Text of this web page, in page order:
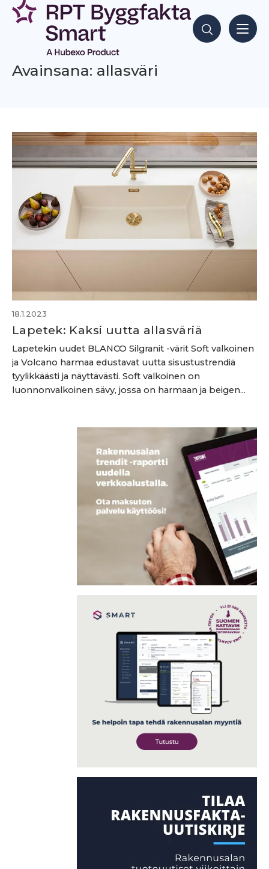
Siirry
sisältöön
Hae sisältöjä
Avainsana: allasväri
18.1.2023
Lapetek: Kaksi uutta allasväriä
Lapetekin uudet BLANCO Silgranit -värit Soft valkoinen
ja Volcano harmaa edustavat uutta sisustustrendiä
tyylikkäästi ja näyttävästi. Soft valkoinen on
luonnonvalkoinen sävy, jossa on harmaan ja beigen...